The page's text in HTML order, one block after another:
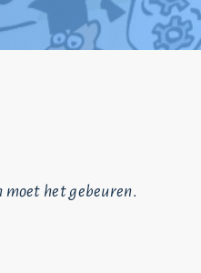
moet het gebeuren.